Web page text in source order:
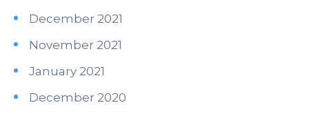
December 2021
November 2021
January 2021
December 2020